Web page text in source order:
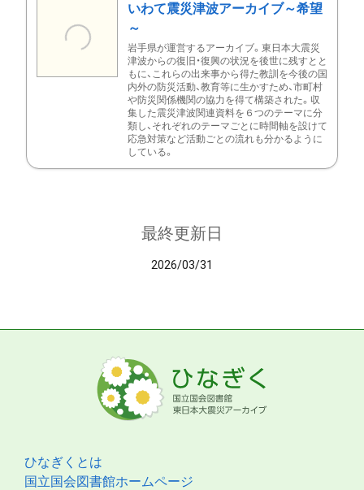
いわて震災津波アーカイブ～希望
～
岩手県が運営するアーカイブ。東日本大震災
津波からの復旧・復興の状況を後世に残すとと
もに、これらの出来事から得た教訓を今後の国
内外の防災活動、教育等に生かすため、市町村
や防災関係機関の協力を得て構築された。収
集した震災津波関連資料を６つのテーマに分
類し、それぞれのテーマごとに時間軸を設けて
応急対策など活動ごとの流れも分かるように
している。
最終更新日
2026/03/31
ひなぎくとは
国立国会図書館ホームページ